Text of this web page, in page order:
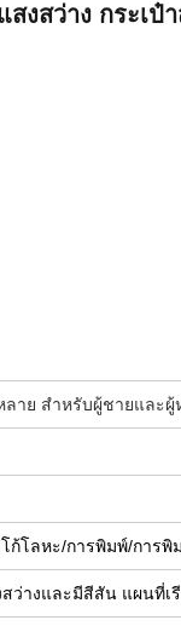
งสว่าง กระเป๋
ลาย สําหรับผู้ชายและผู้
ก้โลหะ/การพิมพ์/การ
ว่างและมีสีสัน แผนที่เ